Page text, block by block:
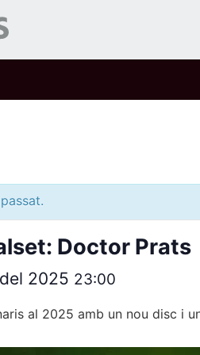
Doctor Prats
2025 23:00
al 2025 amb un nou disc i